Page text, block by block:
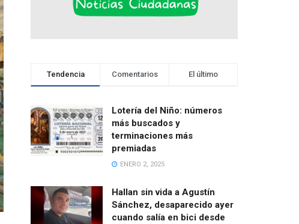
Tendencia Comentarios El último
Lotería del Niño: números
más buscados y
terminaciones más
premiadas
ENERO 2, 2025
Hallan sin vida a Agustín
Sánchez, desaparecido ayer
cuando salía en bici desde